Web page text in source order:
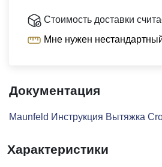
Документация
Maunfeld Инструкция Вытяжка
Стоимость доставки
Мне нужен
Характеристики